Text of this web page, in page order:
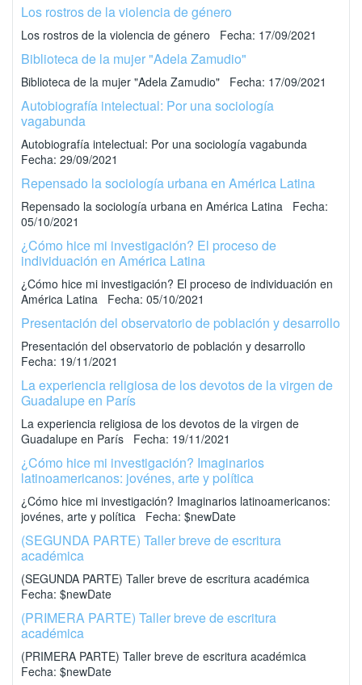
Los rostros de la violencia de género
Los rostros de la violencia de género Fecha: 17/09/2021
Biblioteca de la mujer "Adela Zamudio"
Biblioteca de la mujer "Adela Zamudio" Fecha: 17/09/2021
Autobiografía intelectual: Por una sociología
vagabunda
Autobiografía intelectual: Por una sociología vagabunda
Fecha: 29/09/2021
Repensado la sociología urbana en América Latina
Repensado la sociología urbana en América Latina Fecha:
05/10/2021
¿Cómo hice mi investigación? El proceso de
individuación en América Latina
¿Cómo hice mi investigación? El proceso de individuación en
América Latina Fecha: 05/10/2021
Presentación del observatorio de población y desarrollo
Presentación del observatorio de población y desarrollo
Fecha: 19/11/2021
La experiencia religiosa de los devotos de la virgen de
Guadalupe en París
La experiencia religiosa de los devotos de la virgen de
Guadalupe en París Fecha: 19/11/2021
¿Cómo hice mi investigación? Imaginarios
latinoamericanos: jovénes, arte y política
¿Cómo hice mi investigación? Imaginarios latinoamericanos:
jovénes, arte y política Fecha: $newDate
(SEGUNDA PARTE) Taller breve de escritura
académica
(SEGUNDA PARTE) Taller breve de escritura académica
Fecha: $newDate
(PRIMERA PARTE) Taller breve de escritura
académica
(PRIMERA PARTE) Taller breve de escritura académica
Fecha: $newDate